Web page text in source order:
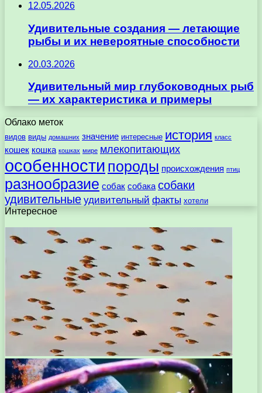
12.05.2026
Удивительные создания — летающие
рыбы и их невероятные способности
20.03.2026
Удивительный мир глубоководных рыб
— их характеристика и примеры
Облако меток
видов виды домашних значение интересные история класс
кошек кошка кошках мире млекопитающих
особенности породы происхождения птиц
разнообразие собак собака собаки
удивительные удивительный факты хотели
Интересное